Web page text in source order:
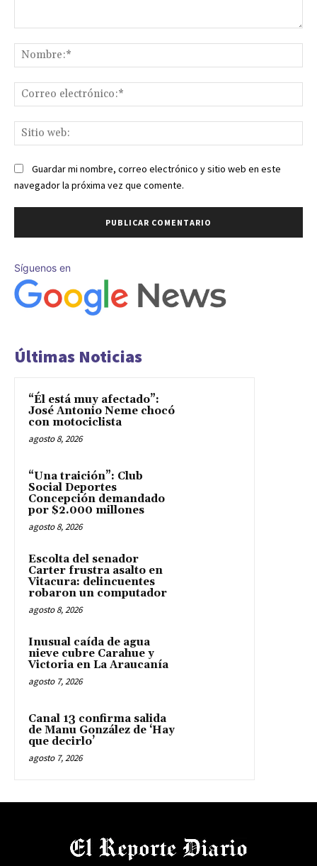
Guardar mi nombre, correo electrónico y sitio web en este
navegador la próxima vez que comente.
Síguenos en
Últimas Noticias
“Él está muy afectado”:
José Antonio Neme chocó
con motociclista
agosto 8, 2026
“Una traición”: Club
Social Deportes
Concepción demandado
por $2.000 millones
agosto 8, 2026
Escolta del senador
Carter frustra asalto en
Vitacura: delincuentes
robaron un computador
agosto 8, 2026
Inusual caída de agua
nieve cubre Carahue y
Victoria en La Araucanía
agosto 7, 2026
Canal 13 confirma salida
de Manu González de ‘Hay
que decirlo’
agosto 7, 2026